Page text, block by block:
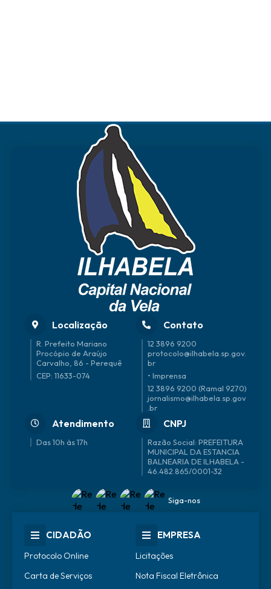
Localização
R. Prefeito Mariano
Procópio de Araújo
Carvalho, 86 - Perequê
CEP: 11633-074
Contato
12 3896 9200
protocolo@ilhabela.sp.gov.
br
• Imprensa
12 3896 9200 (Ramal 9270)
jornalismo@ilhabela.sp.gov
.br
Atendimento
Das 10h às 17h
CNPJ
46.482.865/0001-32
Siga-nos
CIDADÃO
Protocolo Online
Carta de Serviços
EMPRESA
Licitações
Nota Fiscal Eletrônica